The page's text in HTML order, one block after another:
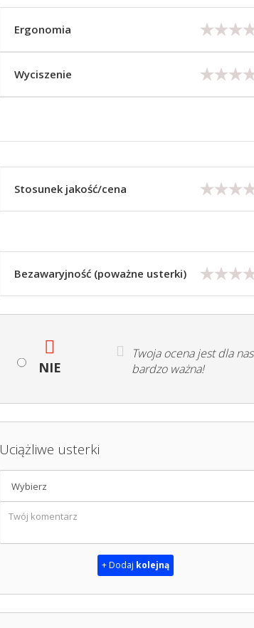
Ergonomia
Wyciszenie
Stosunek jakość/cena
Bezawaryjność (poważne usterki)
NIE
Twoja ocena jest dla nas
bardzo ważna!
Uciążliwe usterki
+ Dodaj kolejną